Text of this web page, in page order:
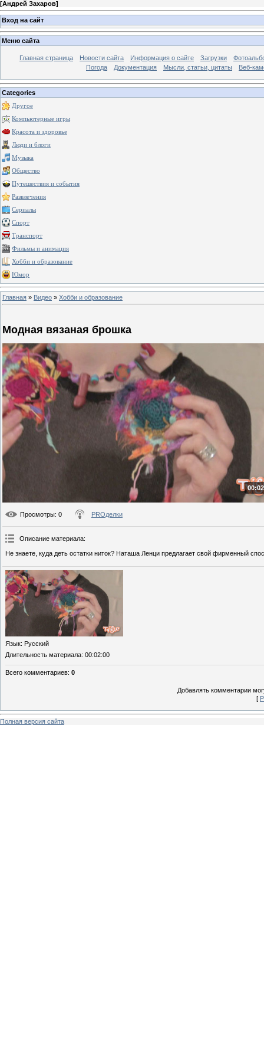
[Андрей Захаров]
Вход на сайт
Меню сайта
Главная страница Новости сайта Информация о сайте Загрузки
Погода
Документация Мысли, статьи, цитаты Веб-
Categories
Другое
Компьютерные игры
Красота и здоровье
Люди и блоги
Музыка
Общество
Путешествия и события
Развлечения
Сериалы
Спорт
Транспорт
Фильмы и анимация
Хобби и образование
Юмор
Главная » Видео » Хобби и образование
Модная вязаная брошка
Просмотры: 0 PROделки
Описание материала:
Не знаете, куда деть остатки ниток? Наташа Ленци предлагает свой фирменный
Язык: Русский
Длительность материала: 00:02:00
Всего комментариев: 0
Добавлять комментарии
[
Полная версия сайта